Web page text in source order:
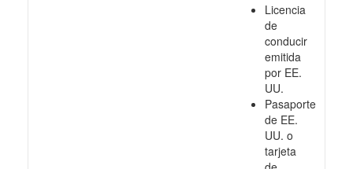
Licencia
de
conducir
emitida
por EE.
UU.
Pasaporte
de EE.
UU. o
tarjeta